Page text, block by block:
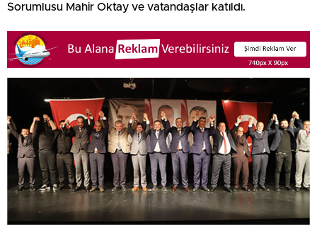
Sorumlusu Mahir Oktay ve vatandaşlar katıldı.